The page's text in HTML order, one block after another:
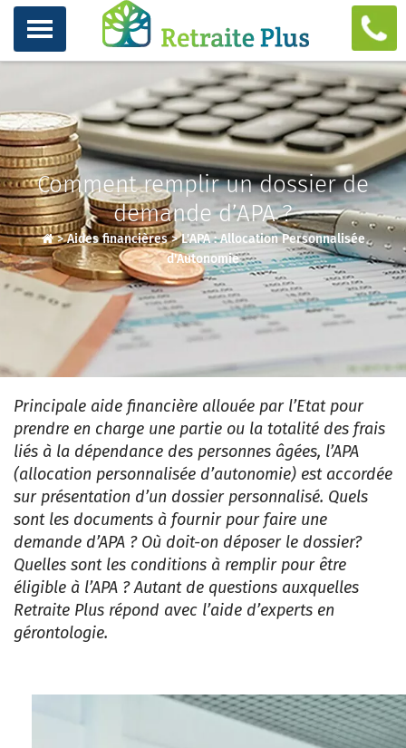
Comment remplir un dossier de
demande d’APA ?
>Aides financières>L'APA : Allocation Personnalisée
d'Autonomie
Principale aide financière allouée par l’Etat pour
prendre en charge une partie ou la totalité des frais
liés à la dépendance des personnes âgées, l’APA
(allocation personnalisée d’autonomie) est accordée
sur présentation d’un dossier personnalisé. Quels
sont les documents à fournir pour faire une
demande d’APA ? Où doit-on déposer le dossier?
Quelles sont les conditions à remplir pour être
éligible à l’APA ? Autant de questions auxquelles
Retraite Plus répond avec l’aide d’experts en
gérontologie.